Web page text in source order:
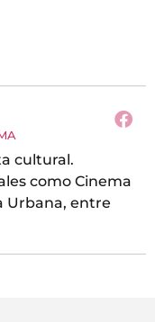
cultural.
como Cinema
Urbana, entre